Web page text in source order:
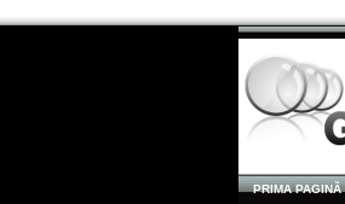
PRIMA PAGINĂ